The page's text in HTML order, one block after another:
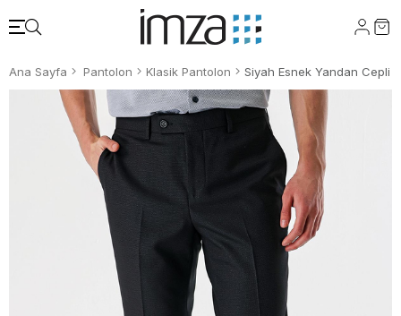
Ana Sayfa Pantolon Klasik Pantolon